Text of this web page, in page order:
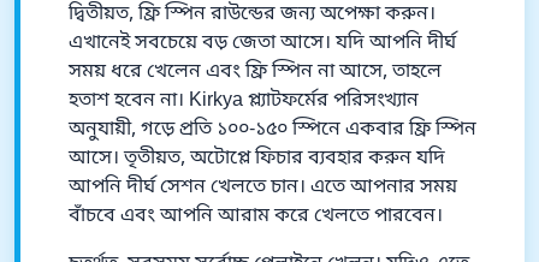
দ্বিতীয়ত, ফ্রি স্পিন রাউন্ডের জন্য অপেক্ষা করুন।
এখানেই সবচেয়ে বড় জেতা আসে। যদি আপনি দীর্ঘ
সময় ধরে খেলেন এবং ফ্রি স্পিন না আসে, তাহলে
হতাশ হবেন না। Kirkya প্ল্যাটফর্মের পরিসংখ্যান
অনুযায়ী, গড়ে প্রতি ১০০-১৫০ স্পিনে একবার ফ্রি স্পিন
আসে। তৃতীয়ত, অটোপ্লে ফিচার ব্যবহার করুন যদি
আপনি দীর্ঘ সেশন খেলতে চান। এতে আপনার সময়
বাঁচবে এবং আপনি আরাম করে খেলতে পারবেন।